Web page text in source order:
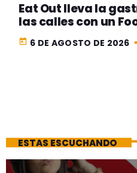
Eat Out lleva la
las calles con un
today 6 DE AGOSTO DE 2026
ESTAS ESCUCHANDO